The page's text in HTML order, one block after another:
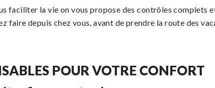
faciliter la vie on vous propose des contrôles complets
faire depuis chez vous, avant de prendre la route des
POUR VOTRE CONFORT